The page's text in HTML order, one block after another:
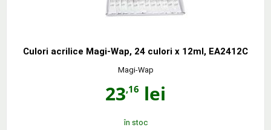
Culori acrilice Magi-Wap, 24 culori x 12ml, EA2412C
Magi-Wap
23,16 lei
în stoc